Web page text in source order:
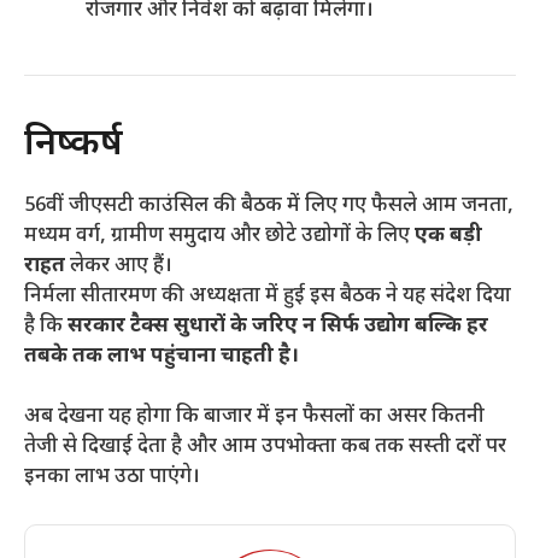
रोजगार और निवेश को बढ़ावा मिलेगा।
निष्कर्ष
56वीं जीएसटी काउंसिल की बैठक में लिए गए फैसले आम जनता,
मध्यम वर्ग, ग्रामीण समुदाय और छोटे उद्योगों के लिएएक बड़ी
राहतलेकर आए हैं।
निर्मला सीतारमण की अध्यक्षता में हुई इस बैठक ने यह संदेश दिया
है किसरकार टैक्स सुधारों के जरिए न सिर्फ उद्योग बल्कि हर
तबके तक लाभ पहुंचाना चाहती है।
अब देखना यह होगा कि बाजार में इन फैसलों का असर कितनी
तेजी से दिखाई देता है और आम उपभोक्ता कब तक सस्ती दरों पर
इनका लाभ उठा पाएंगे।